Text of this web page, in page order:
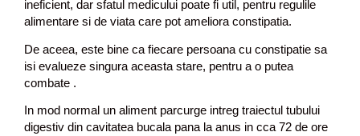
ineficient, dar sfatul medicului poate fi util, pentru regulile
alimentare si de viata care pot ameliora constipatia.
De aceea, este bine ca fiecare persoana cu constipatie sa
isi evalueze singura aceasta stare, pentru a o putea
combate .
In mod normal un aliment parcurge intreg traiectul tubului
digestiv din cavitatea bucala pana la anus in cca 72 de ore